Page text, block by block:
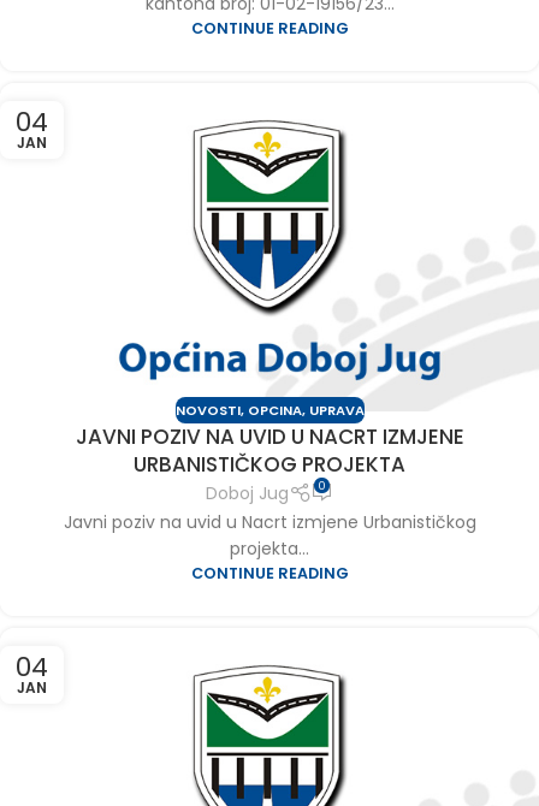
CONTINUE READING
04
JAN
NOVOSTI, OPCINA, UPRAVA
JAVNI POZIV NA UVID U NACRT IZMJENE
URBANISTIČKOG PROJEKTA
Doboj Jug 0
Javni poziv na uvid u Nacrt izmjene Urbanističkog
projekta...
CONTINUE READING
04
JAN